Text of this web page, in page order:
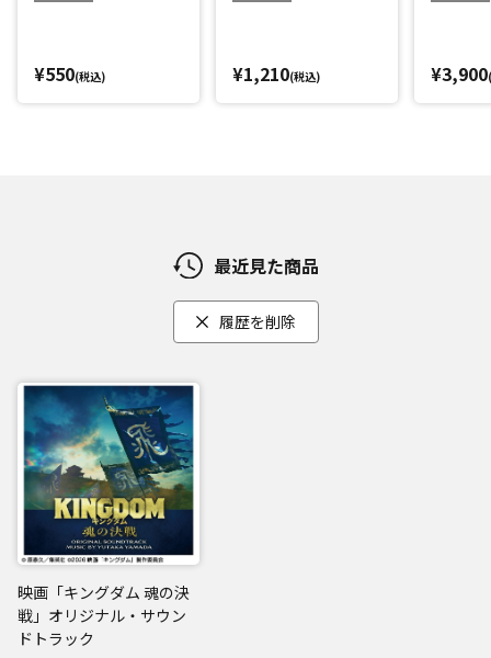
¥550(税込) ¥1,210(税込) ¥3,900
最近見た商品
履歴を削除
映画「キングダム 魂の決
戦」オリジナル・サウン
ドトラック